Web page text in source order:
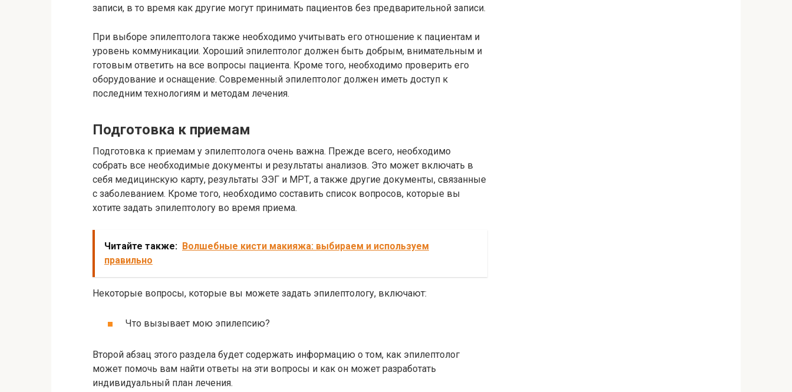
записи, в то время как другие могут принимать пациентов без предварительной записи.
При выборе эпилептолога также необходимо учитывать его отношение к пациентам и
уровень коммуникации. Хороший эпилептолог должен быть добрым, внимательным и
готовым ответить на все вопросы пациента. Кроме того, необходимо проверить его
оборудование и оснащение. Современный эпилептолог должен иметь доступ к
последним технологиям и методам лечения.
Подготовка к приемам
Подготовка к приемам у эпилептолога очень важна. Прежде всего, необходимо
собрать все необходимые документы и результаты анализов. Это может включать в
себя медицинскую карту, результаты ЭЭГ и МРТ, а также другие документы, связанные
с заболеванием. Кроме того, необходимо составить список вопросов, которые вы
хотите задать эпилептологу во время приема.
Читайте также: Волшебные кисти макияжа: выбираем и используем
правильно
Некоторые вопросы, которые вы можете задать эпилептологу, включают:
Что вызывает мою эпилепсию?
Второй абзац этого раздела будет содержать информацию о том, как эпилептолог
может помочь вам найти ответы на эти вопросы и как он может разработать
индивидуальный план лечения.